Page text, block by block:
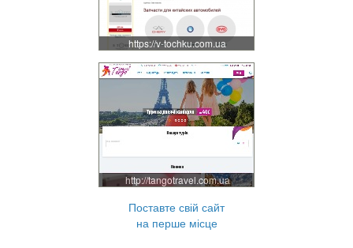
https://v-tochku.com.ua
http://tangotravel.com.ua
Поставте свій сайт
на перше місце